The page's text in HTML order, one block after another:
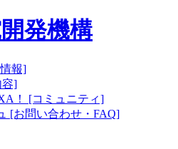
発機構
報]
容]
！ [コミュニティ]
[お問い合わせ・FAQ]